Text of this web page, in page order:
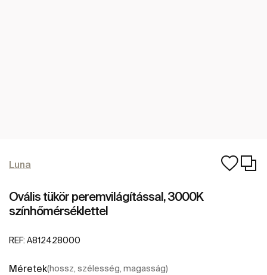
Luna
Ovális tükör peremvilágítással, 3000K
színhőmérséklettel
REF: A812428000
Méretek(hossz, szélesség, magasság)